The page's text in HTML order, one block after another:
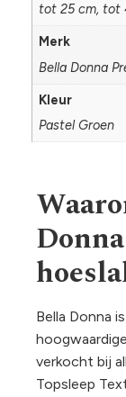
Bella Donna
verkocht bij
Topsleep
tot 25 cm, tot
Merk
Bella Donna
Kleur
Pastel Groen